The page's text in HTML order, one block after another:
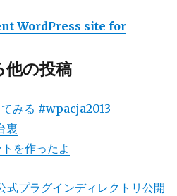
WordPress site for
他の投稿
みる #wpacja2013
裏
を作ったよ
プラグインディレクトリ公開